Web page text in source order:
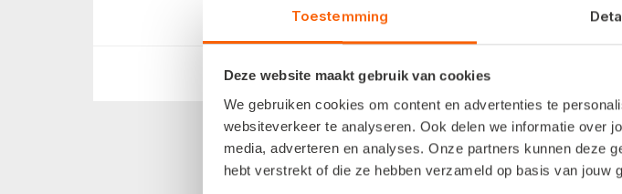
Toestemming
Deze website maakt gebruik van cookies
We gebruiken cookies om content en advertenties te
websiteverkeer te analyseren. Ook delen we informatie over
media, adverteren en analyses. Onze partners kunnen deze
hebt verstrekt of die ze hebben verzameld op basis van jouw